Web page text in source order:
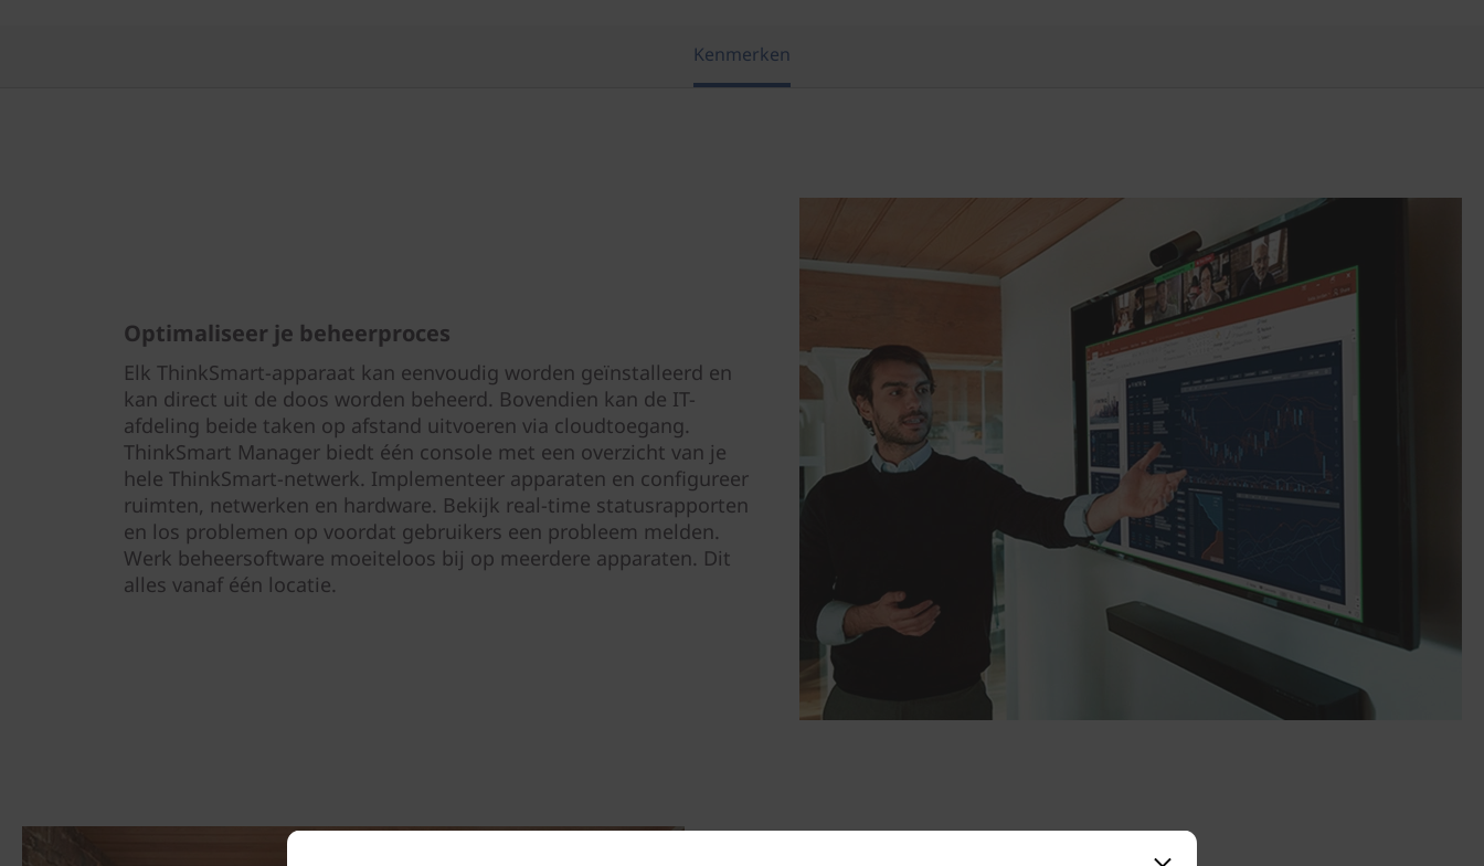
Kenmerken
Optimaliseer je beheerproces
Elk ThinkSmart-apparaat kan eenvoudig worden geïnstalleerd en
kan direct uit de doos worden beheerd. Bovendien kan de IT-
afdeling beide taken op afstand uitvoeren via cloudtoegang.
ThinkSmart Manager biedt één console met een overzicht van je
hele ThinkSmart-netwerk. Implementeer apparaten en configureer
ruimten, netwerken en hardware. Bekijk real-time statusrapporten
en los problemen op voordat gebruikers een probleem melden.
Werk beheersoftware moeiteloos bij op meerdere apparaten. Dit
alles vanaf één locatie.